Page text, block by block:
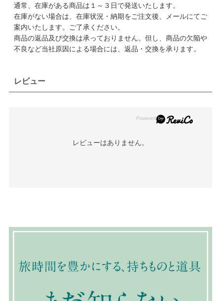
通常、在庫がある商品は１～３日で発送いたします。
在庫がない場合は、在庫状況・納期をご注文後、メールにてご
案内いたします。ご了承ください。
商品の返品及び交換は承っておりません。但し、商品の欠陥や
不良など当社原因による場合には、返品・交換を承ります。
レビュー
レビューはありません。